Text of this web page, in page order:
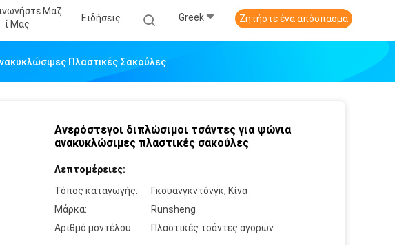
Μαζ
Ί Μας
Ειδήσεις Greek Ζητήστε ένα απόσπασμα
Πλαστικές Σακούλες
Ανερόστεγοι διπλώσιμοι τσάντες για ψώνια
ανακυκλώσιμες πλαστικές σακούλες
Λεπτομέρειες:
Τόπος καταγωγής:
Γκουανγκντόνγκ, Κίνα
Μάρκα:
Runsheng
Αριθμό μοντέλου:
Πλαστικές τσάντες αγορών